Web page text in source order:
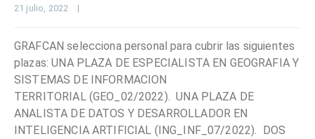
21 julio, 2022 |
GRAFCAN selecciona personal para cubrir las siguientes
plazas: UNA PLAZA DE ESPECIALISTA EN GEOGRAFIA Y
SISTEMAS DE INFORMACION
TERRITORIAL (GEO_02/2022). UNA PLAZA DE
ANALISTA DE DATOS Y DESARROLLADOR EN
INTELIGENCIA ARTIFICIAL (ING_INF_07/2022). DOS